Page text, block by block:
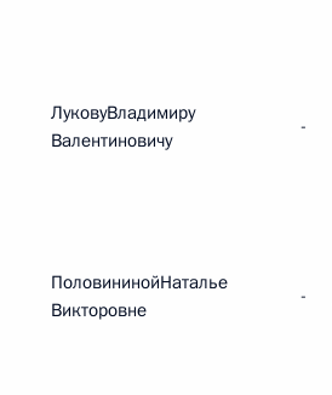
ЛуковуВладимиру
Валентиновичу
-
ПоловининойНаталье
Викторовне
-